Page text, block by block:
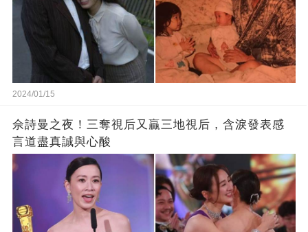
2024/01/15
佘詩曼之夜！三奪視后又贏三地視后，含淚發表感
言道盡真誠與心酸